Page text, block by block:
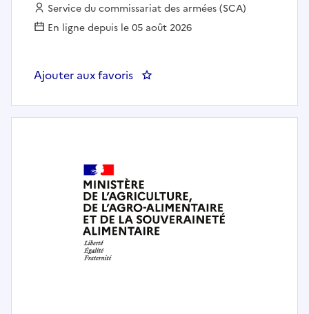
Employeur :
Service du commissariat des armées (SCA)
En ligne depuis le 05 août 2026
Ajouter aux favoris : TECHNICIEN SECURITE